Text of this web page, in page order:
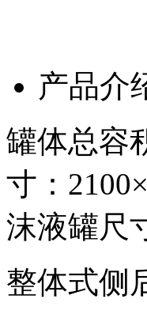
产品介
罐体总容
寸：
沫液罐尺
整体式侧